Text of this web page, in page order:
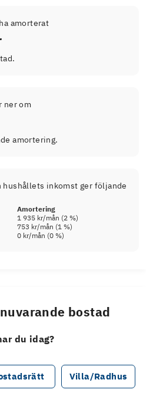
amorterat
ner om
amortering.
hushållets inkomst ger följande
Amortering
1 935 kr/mån (2 %)
753 kr/mån (1 %)
0 kr/mån (0 %)
bostad
du idag?
Villa/Radhus